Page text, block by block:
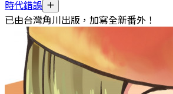
時代錯誤
已由台灣角川出版，加寫全新番外！